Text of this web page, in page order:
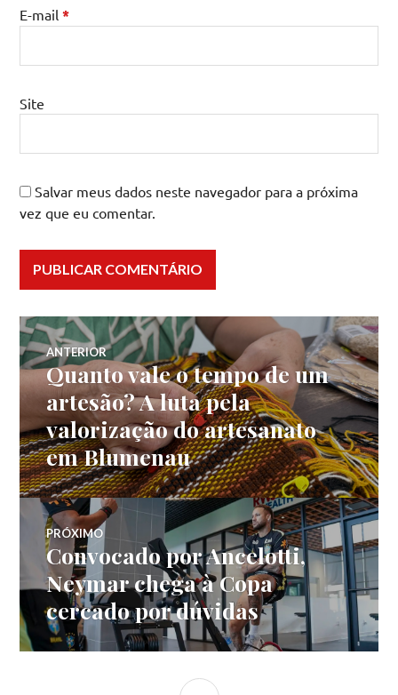
E-mail*
Site
Salvar meus dados neste navegador para a próxima
vez que eu comentar.
Navegação
de
Post
ANTERIOR
Post
anterior:
Quanto vale o tempo de um
artesão? A luta pela
valorização do artesanato
em Blumenau
PRÓXIMO
Próximo
post:
Convocado por Ancelotti,
Neymar chega à Copa
cercado por dúvidas
LATERAL